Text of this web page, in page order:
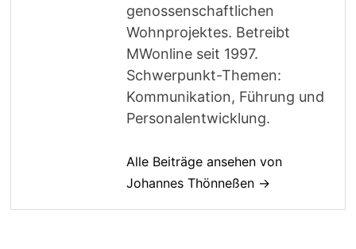
genossenschaftlichen
Wohnprojektes. Betreibt
MWonline seit 1997.
Schwerpunkt-Themen:
Kommunikation, Führung und
Personalentwicklung.
Alle Beiträge ansehen von
Johannes Thönneßen →